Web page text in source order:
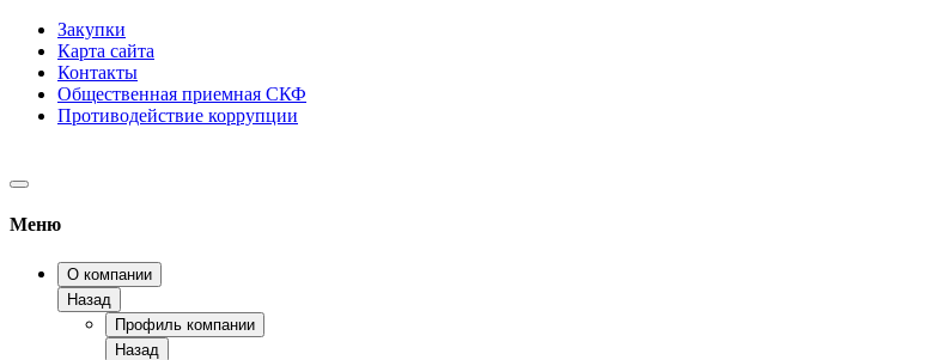
Закупки
Карта сайта
Контакты
Общественная приемная СКФ
Противодействие коррупции
Меню
О компании
Назад
Профиль компании
Назад